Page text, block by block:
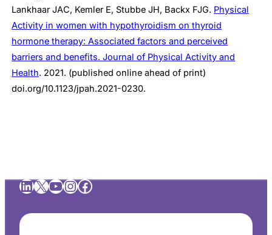
Lankhaar JAC, Kemler E, Stubbe JH, Backx FJG. Physical
Activity in women with hypothyroidism on thyroid
hormone therapy: Associated factors and perceived
barriers and benefits. Journal of Physical Activity and
Health. 2021. (published online ahead of print)
doi.org/10.1123/jpah.2021-0230.
LinkedIn
X YouTube
Instagram
Facebook